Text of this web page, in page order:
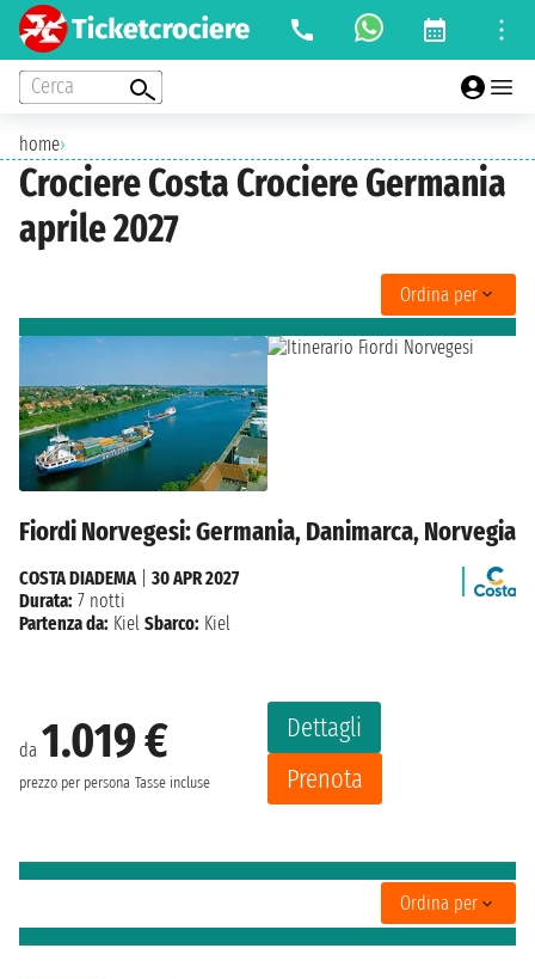
Cerca
home›
Crociere Costa Crociere Germania
aprile 2027
Ordina per
Fiordi Norvegesi: Germania, Danimarca, Norvegia
da 1.019 €
prezzo per persona Tasse incluse
Dettagli
Prenota
COSTA DIADEMA
30 APR 2027
Durata: 7 notti
Partenza da: Kiel Sbarco: Kiel
Ordina per